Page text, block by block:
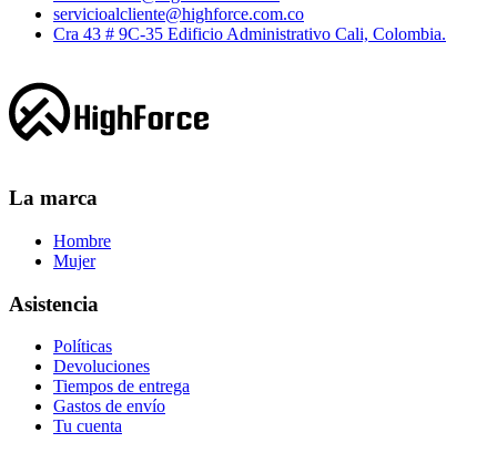
servicioalcliente@highforce.com.co
Cra 43 # 9C-35 Edificio Administrativo Cali, Colombia.
La marca
Hombre
Mujer
Asistencia
Políticas
Devoluciones
Tiempos de entrega
Gastos de envío
Tu cuenta